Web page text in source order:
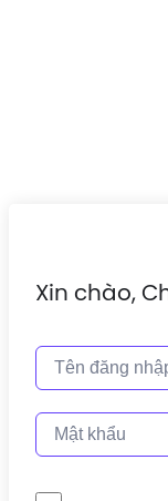
Xin chào,